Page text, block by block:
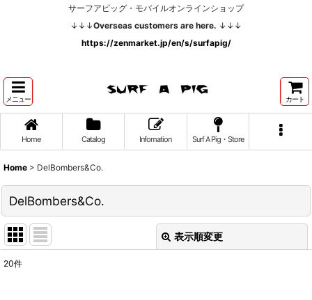
サーフアピッグ・モバイルオンラインショップ
↓↓↓Overseas customers are here. ↓↓↓
https://zenmarket.jp/en/s/surfapig/
メニュー カート
Home Catalog Infomation Surf A Pig・Store
Home > DelBombers&Co.
DelBombers&Co.
表示順変更
20件